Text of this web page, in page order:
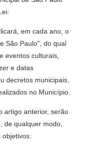
em cada ano, o
São Paulo", do qual
eventos culturais,
e datas
decretos municipais,
no Município.
artigo anterior, serão
de qualquer modo,
objetivos: